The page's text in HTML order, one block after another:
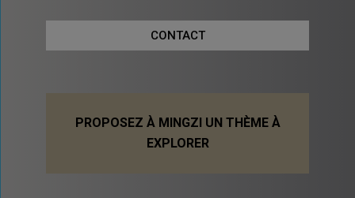
CONTACT
PROPOSEZ À MINGZI UN THÈME À
EXPLORER